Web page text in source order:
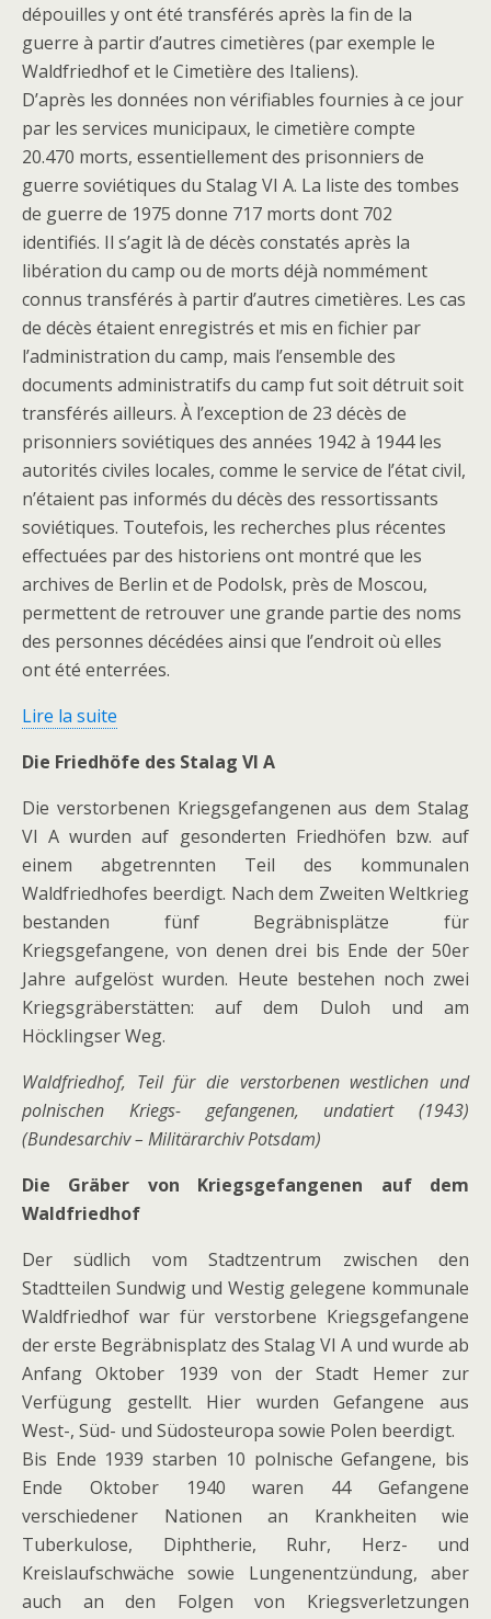
dépouilles y ont été transférés après la fin de la
guerre à partir d’autres cimetières (par exemple le
Waldfriedhof et le Cimetière des Italiens).
D’après les données non vérifiables fournies à ce jour
par les services municipaux, le cimetière compte
20.470 morts, essentiellement des prisonniers de
guerre soviétiques du Stalag VI A. La liste des tombes
de guerre de 1975 donne 717 morts dont 702
identifiés. Il s’agit là de décès constatés après la
libération du camp ou de morts déjà nommément
connus transférés à partir d’autres cimetières. Les cas
de décès étaient enregistrés et mis en fichier par
l’administration du camp, mais l’ensemble des
documents administratifs du camp fut soit détruit soit
transférés ailleurs. À l’exception de 23 décès de
prisonniers soviétiques des années 1942 à 1944 les
autorités civiles locales, comme le service de l’état civil,
n’étaient pas informés du décès des ressortissants
soviétiques. Toutefois, les recherches plus récentes
effectuées par des historiens ont montré que les
archives de Berlin et de Podolsk, près de Moscou,
permettent de retrouver une grande partie des noms
des personnes décédées ainsi que l’endroit où elles
ont été enterrées.
Lire la suite
Die Friedhöfe des Stalag VI A
Die verstorbenen Kriegsgefangenen aus dem Stalag
VI A wurden auf gesonderten Friedhöfen bzw. auf
einem abgetrennten Teil des kommunalen
Waldfriedhofes beerdigt. Nach dem Zweiten Weltkrieg
bestanden fünf Begräbnisplätze für
Kriegsgefangene, von denen drei bis Ende der 50er
Jahre aufgelöst wurden. Heute bestehen noch zwei
Kriegsgräberstätten: auf dem Duloh und am
Höcklingser Weg.
Waldfriedhof, Teil für die verstorbenen westlichen und
polnischen Kriegs- gefangenen, undatiert (1943)
(Bundesarchiv – Militärarchiv Potsdam)
Die Gräber von Kriegsgefangenen auf dem
Waldfriedhof
Der südlich vom Stadtzentrum zwischen den
Stadtteilen Sundwig und Westig gelegene kommunale
Waldfriedhof war für verstorbene Kriegsgefangene
der erste Begräbnisplatz des Stalag VI A und wurde ab
Anfang Oktober 1939 von der Stadt Hemer zur
Verfügung gestellt. Hier wurden Gefangene aus
West-, Süd- und Südosteuropa sowie Polen beerdigt.
Bis Ende 1939 starben 10 polnische Gefangene, bis
Ende Oktober 1940 waren 44 Gefangene
verschiedener Nationen an Krankheiten wie
Tuberkulose, Diphtherie, Ruhr, Herz- und
Kreislaufschwäche sowie Lungenentzündung, aber
auch an den Folgen von Kriegsverletzungen